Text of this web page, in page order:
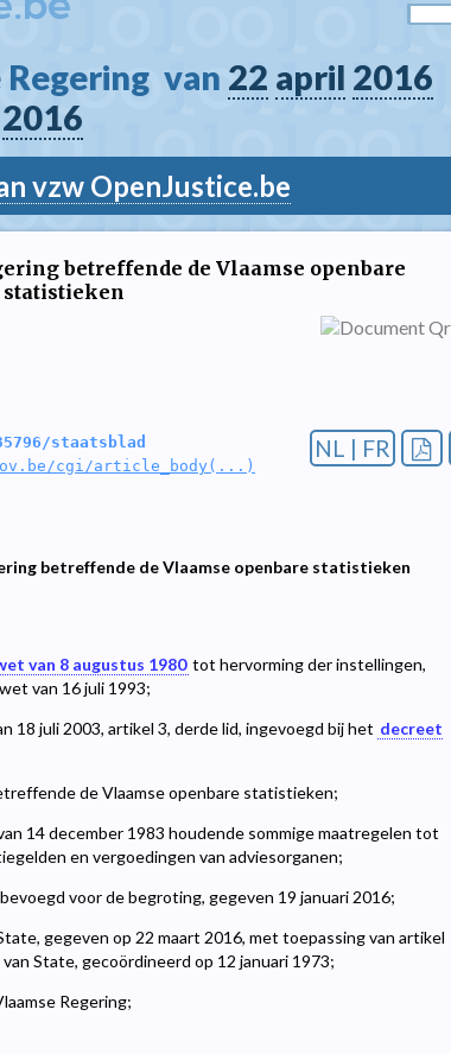
van 22 april 2016
2016
vzw OpenJustice.be
betreffende de Vlaamse openbare
statistieken
staatsblad
cgi/article_body(...)
NL | FR
betreffende de Vlaamse openbare statistieken
van 8 augustus 1980 tot hervorming der instellingen,
van 16 juli 1993;
juli 2003, artikel 3, derde lid, ingevoegd bij het decreet
de Vlaamse openbare statistieken;
14 december 1983 houdende sommige maatregelen tot
en vergoedingen van adviesorganen;
voor de begroting, gegeven 19 januari 2016;
gegeven op 22 maart 2016, met toepassing van artikel
State, gecoördineerd op 12 januari 1973;
Regering;